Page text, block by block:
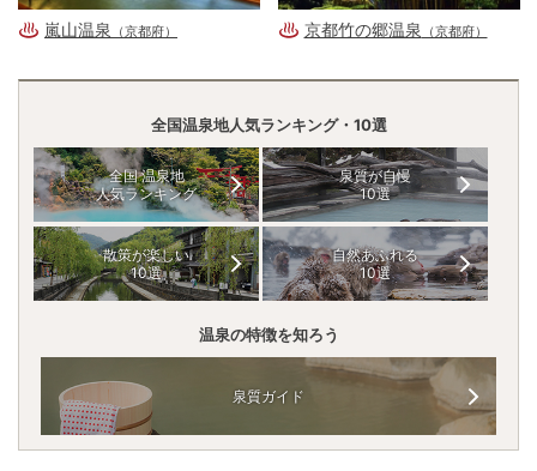
嵐山温泉 （京都府） 京都竹の郷温泉 （京都府）
全国温泉地人気ランキング・10選
全国 温泉地
人気ランキング
泉質が自慢
10選
散策が楽しい
10選
自然あふれる
10選
温泉の特徴を知ろう
泉質ガイド